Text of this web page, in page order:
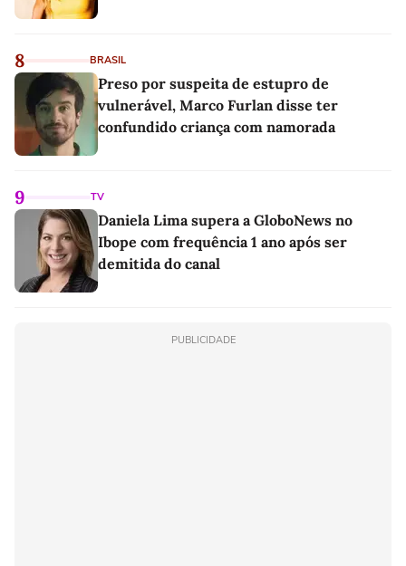
8 BRASIL
Preso por suspeita de estupro de
vulnerável, Marco Furlan disse ter
confundido criança com namorada
9 TV
Daniela Lima supera a GloboNews no
Ibope com frequência 1 ano após ser
demitida do canal
PUBLICIDADE